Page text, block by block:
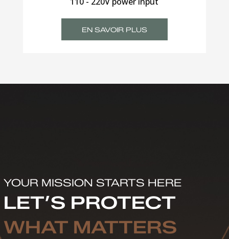
EN SAVOIR PLUS
YOUR MISSION STARTS HERE
LET’S PROTECT
WHAT MATTERS